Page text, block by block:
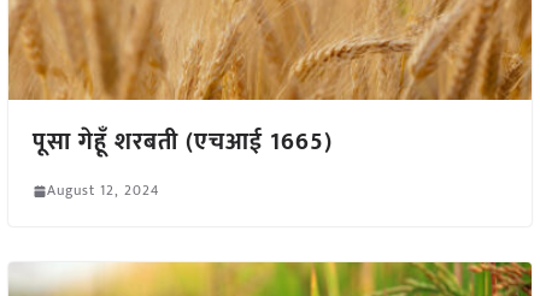
पूसा गेहूँ शरबती (एचआई 1665)
August 12, 2024